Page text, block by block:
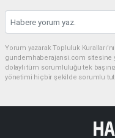
Yorum yazarak Topluluk
gundemhaberajansi.com sitesine
dolaylı tüm sorumluluğu tek
yönetimi hiçbir şekilde sorumlu